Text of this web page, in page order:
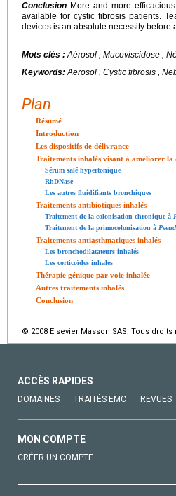
Conclusion More and more
available for cystic fibrosis patients.
devices is an absolute necessity before
Mots clés :Aérosol , Mucoviscidose ,
Keywords:Aerosol , Cystic fibrosis ,
Plan
Résumé
Introduction
Les dispositifs de délivrance
Traitements inhalés visant à améliorer la
Sérum salé hypertonique
RhDNase
Les autres fluidifiants bronchiques
Traitements antibiotiques inhalés
Traitement de la colonisation chronique à
Traitement de la primocolonisation à
Traitements antiasthmatiques inhalés
Les bronchodilatateurs inhalés
Les corticoïdes inhalés
Thérapie génique par voie inhalée
Autres traitements inhalés
Conclusion
© 2008 Elsevier Masson SAS. Tous droits
ACCÈS RAPIDES
DOMAINES TRAITÉS EMC REVUES
MON COMPTE
CRÉER UN COMPTE